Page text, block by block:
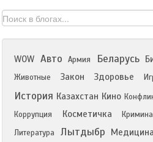
WOW Авто Армия Беларусь
Животные
Закон Здоровье
История Казахстан Кино
Коррупция Косметичка
Литература Лытдыбр Медицина